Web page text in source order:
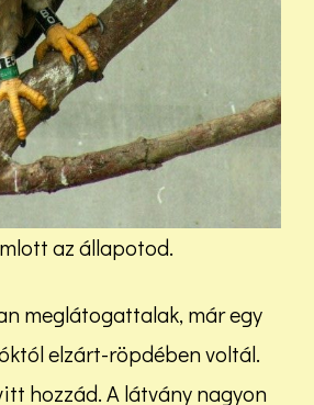
az állapotod.
meglátogattalak, már egy
elzárt-röpdében voltál.
hozzád. A látvány nagyon